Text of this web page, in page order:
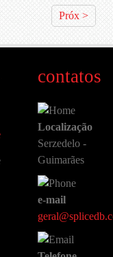
Próx >
contatos
Localização
Serzedelo -
Guimarães
e-mail